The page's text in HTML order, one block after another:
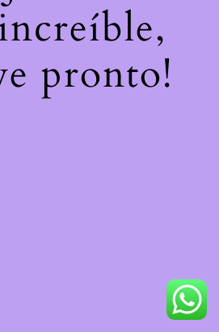
pronto!